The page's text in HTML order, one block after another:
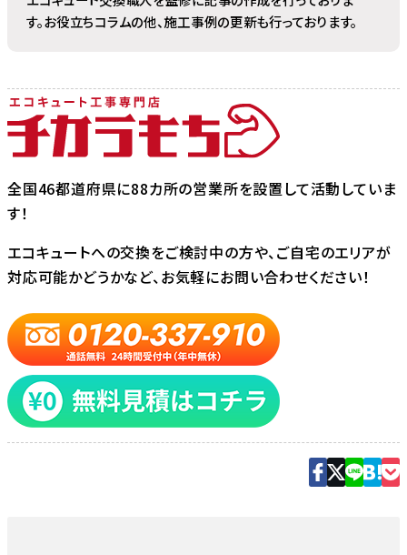
す。お役立ちコラムの他、施工事例の更新も行っております。
全国46都道府県に88カ所の営業所を設置して活動していま
す！
エコキュートへの交換をご検討中の方や、ご自宅のエリアが
対応可能かどうかなど、お気軽にお問い合わせください！